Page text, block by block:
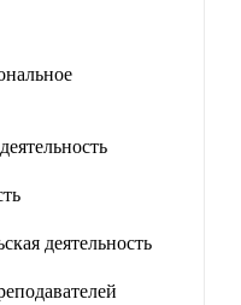
деятельность